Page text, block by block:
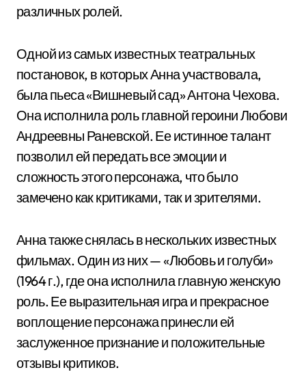
различных ролей.
Одной из самых известных театральных
постановок, в которых Анна участвовала,
была пьеса «Вишневый сад» Антона Чехова.
Она исполнила роль главной героини Любови
Андреевны Раневской. Ее истинное талант
позволил ей передать все эмоции и
сложность этого персонажа, что было
замечено как критиками, так и зрителями.
Анна также снялась в нескольких известных
фильмах. Один из них — «Любовь и голуби»
(1964 г.), где она исполнила главную женскую
роль. Ее выразительная игра и прекрасное
воплощение персонажа принесли ей
заслуженное признание и положительные
отзывы критиков.